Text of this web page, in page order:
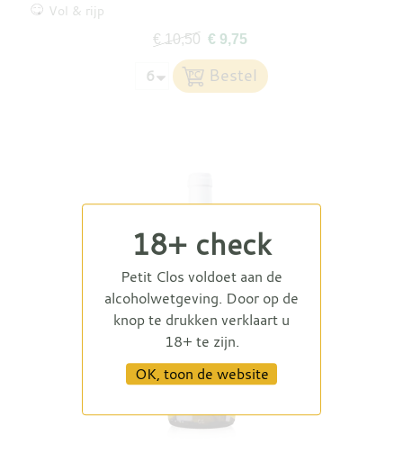
Vol & rijp
€ 10,50 € 9,75
18+ check
Petit Clos voldoet aan de
alcoholwetgeving. Door op de
knop te drukken verklaart u
18+ te zijn.
OK, toon de website